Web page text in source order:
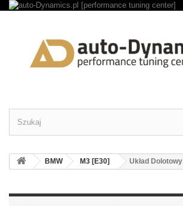
BMW M3 [E30] Układ Dolotowy